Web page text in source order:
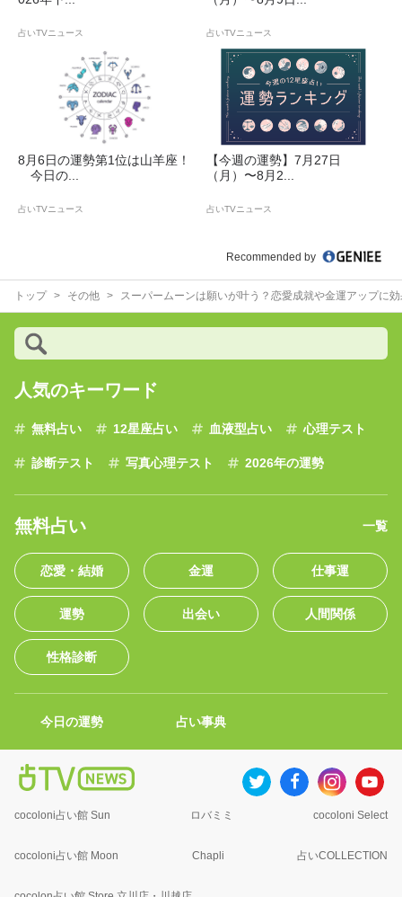
占いTVニュース 占いTVニュース
8月6日の運勢第1位は山羊座！
今日の...
占いTVニュース
【今週の運勢】7月27日
（月）〜8月2...
占いTVニュース
Recommended by
トップ その他 スーパームーンは願いが叶う？恋愛成就や金運アップに
人気のキーワード
無料占い 12星座占い 血液型占い 心理テスト
診断テスト 写真心理テスト 2026年の運勢
無料占い 一覧
恋愛・結婚 金運 仕事運
運勢 出会い 人間関係
性格診断
今日の運勢 占い事典
cocoloni占い館 Sun ロバミミ cocoloni Select
cocoloni占い館 Moon Chapli 占いCOLLECTION